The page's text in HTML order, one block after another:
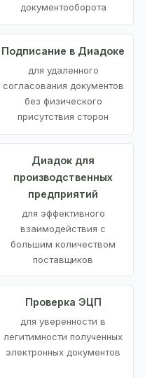
документооборота
Подписание в Диадоке
для удаленного
согласования документов
без физического
присутствия сторон
Диадок для
производственных
предприятий
для эффективного
взаимодействия с
большим количеством
поставщиков
Проверка ЭЦП
для уверенности в
легитимности полученных
электронных документов